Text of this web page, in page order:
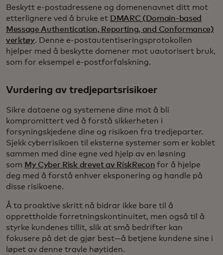
Beskytt e-postadressene og domenenavnet ditt mot
etterlignere ved å bruke et DMARC (Domain-based
Message Authentication, Reporting, and Conformance)
verktøy. Denne e-postautentiseringsprotokollen
hjelper med å beskytte domener mot uautorisert bruk,
som for eksempel e-postforfalskning.
Vurdering av tredjepartsrisikoer
Sikre dataene og systemene dine mot å bli
kompromittert ved å forstå sikkerheten i
forsyningskjedene dine og risikoen fra tredjeparter.
Sjekk cyberrisikoen til eksterne systemer som er koblet
sammen med dine egne ved hjelp av en løsning
som My Cyber Risk drevet av RiskRecon for å hjelpe
deg med å forstå enhver eksponering og handle på
disse risikoene.
Å ta proaktive skritt nå bidrar ikke bare til å
opprettholde forretningskontinuitet, men også til å
styrke kundenes tillit, slik at små bedrifter kan
fokusere på det de gjør best—å betjene kundene sine i
løpet av denne travle høytiden.